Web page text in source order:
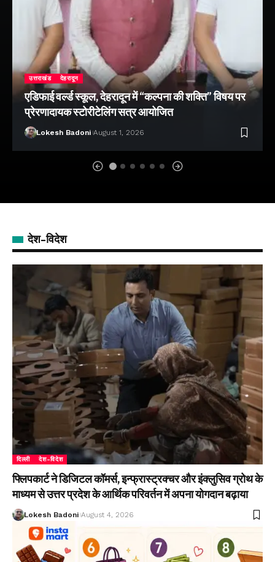
उत्तराखंड देहरादून
एडिफाई वर्ल्ड स्कूल, देहरादून में “कल्पना की शक्ति” विषय पर
प्रेरणादायक स्टोरीटेलिंग सत्र आयोजित
Lokesh Badoni August 1, 2026
देश-विदेश
दिल्ली देश-विदेश
फ्लिपकार्ट ने डिजिटल कॉमर्स, इन्फ्रास्ट्रक्चर और इंक्लुसिव ग्रोथ के
माध्यम से उत्तर प्रदेश के आर्थिक परिवर्तन में अपना योगदान बढ़ाया
Lokesh Badoni August 4, 2026